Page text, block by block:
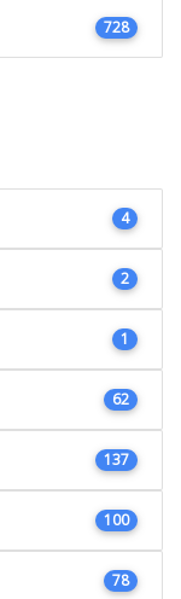
728
4
2
1
62
137
100
78